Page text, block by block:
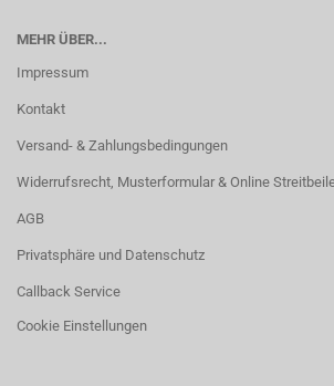
MEHR ÜBER...
Impressum
Kontakt
Versand- & Zahlungsbedingungen
Widerrufsrecht, Musterformular & Online
AGB
Privatsphäre und Datenschutz
Callback Service
Cookie Einstellungen